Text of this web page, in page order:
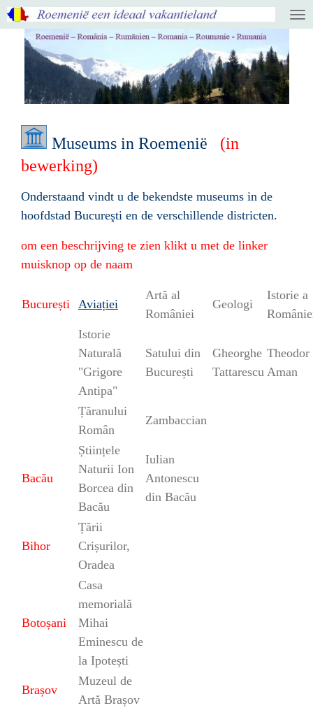
Ga
direct
naar
hoofdinhoud
Museums in Roemenië (in
bewerking)
Onderstaand vindt u de bekendste museums in de
hoofdstad Bucureşti en de verschillende districten.
om een beschrijving te zien klikt u met de linker
muisknop op de naam
București Aviației
Artă al
României
Geologi
Istorie a
Istorie
Naturală
"Grigore
Antipa"
Satului din
București
Gheorghe
Tattarescu
Theodor
Aman
Țăranului
Român
Zambaccian
Bacău
Științele
Naturii Ion
Borcea din
Bacău
Iulian
Antonescu
din Bacău
Bihor
Țării
Crișurilor,
Oradea
Botoșani
Casa
memorială
Mihai
Eminescu de
la Ipotești
Brașov
Muzeul de
Artă Brașov